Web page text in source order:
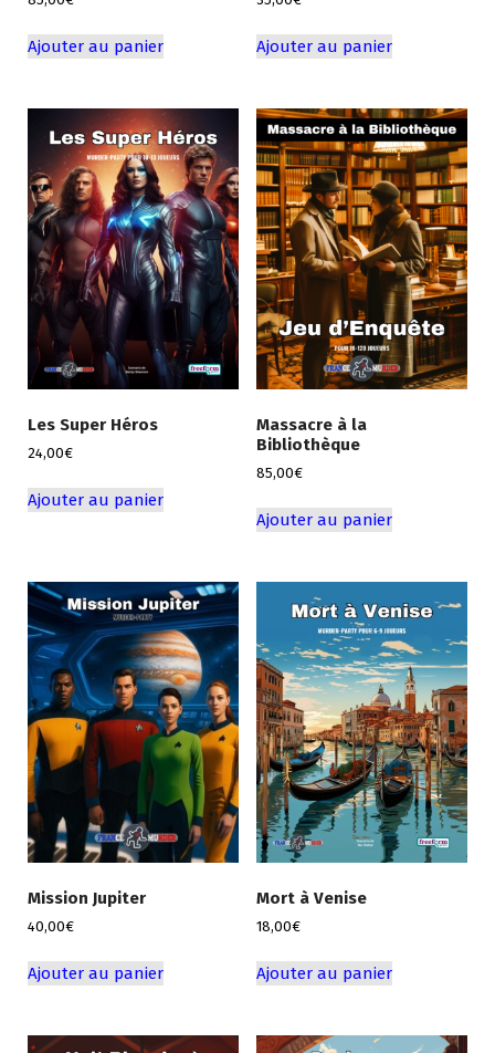
Ajouter au panier Ajouter au panier
Les Super Héros
24,00€
Ajouter au panier
Massacre à la
Bibliothèque
85,00€
Ajouter au panier
Mission Jupiter
40,00€
Ajouter au panier
Mort à Venise
18,00€
Ajouter au panier